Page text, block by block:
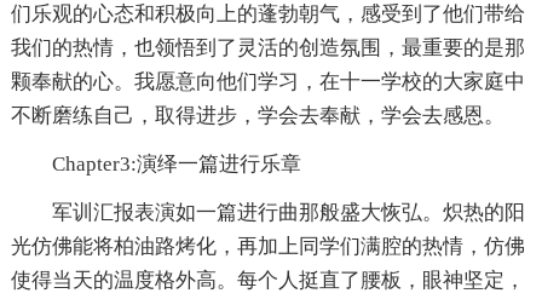
们乐观的心态和积极向上的蓬勃朝气，感受到了他们带给
我们的热情，也领悟到了灵活的创造氛围，最重要的是那
颗奉献的心。我愿意向他们学习，在十一学校的大家庭中
不断磨练自己，取得进步，学会去奉献，学会去感恩。
Chapter3:演绎一篇进行乐章
军训汇报表演如一篇进行曲那般盛大恢弘。炽热的阳
光仿佛能将柏油路烤化，再加上同学们满腔的热情，仿佛
使得当天的温度格外高。每个人挺直了腰板，眼神坚定，